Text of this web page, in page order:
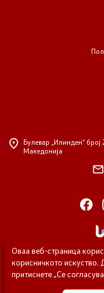
Организација и
Контакт
Со
Булевар „Илинден“ број
Македонија
Оваа веб-страница
корисничкото искуство.
притиснете „Се